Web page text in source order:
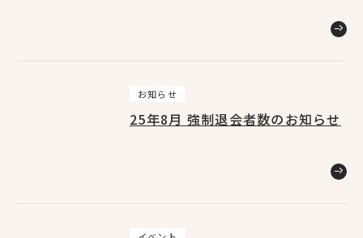
お知らせ
25年8月 強制退会者数のお知らせ